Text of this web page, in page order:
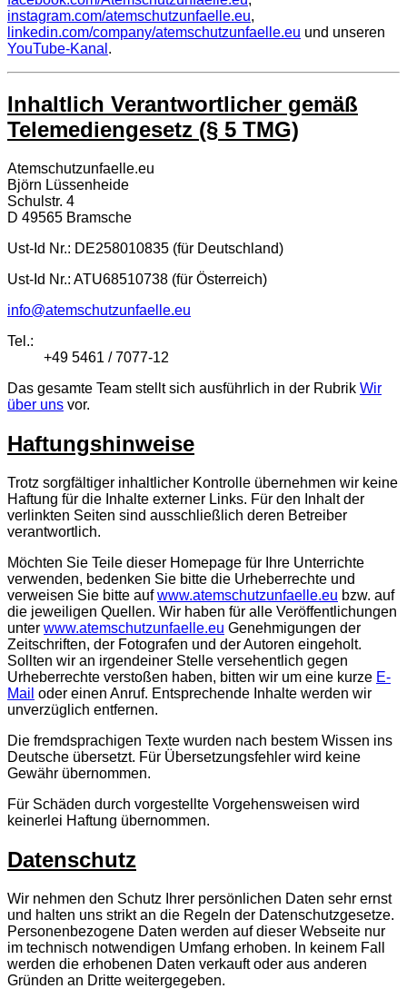
instagram.com/atemschutzunfaelle.eu,
linkedin.com/company/atemschutzunfaelle.eu und unseren
YouTube-Kanal .
Inhaltlich Verantwortlicher gemäß
Telemediengesetz (§ 5 TMG)
Atemschutzunfaelle.eu
Björn Lüssenheide
Schulstr. 4
D 49565 Bramsche
Ust-Id Nr.: DE258010835 (für Deutschland)
Ust-Id Nr.: ATU68510738 (für Österreich)
info@atemschutzunfaelle.eu
Tel.:
+49 5461 / 7077-12
Das gesamte Team stellt sich ausführlich in der Rubrik Wir
über uns vor.
Haftungshinweise
Trotz sorgfältiger inhaltlicher Kontrolle übernehmen wir keine
Haftung für die Inhalte externer Links. Für den Inhalt der
verlinkten Seiten sind ausschließlich deren Betreiber
verantwortlich.
Möchten Sie Teile dieser Homepage für Ihre Unterrichte
verwenden, bedenken Sie bitte die Urheberrechte und
verweisen Sie bitte aufwww.atemschutzunfaelle.eu bzw. auf
die jeweiligen Quellen. Wir haben für alle Veröffentlichungen
unter www.atemschutzunfaelle.eu Genehmigungen der
Zeitschriften, der Fotografen und der Autoren eingeholt.
Sollten wir an irgendeiner Stelle versehentlich gegen
Urheberrechte verstoßen haben, bitten wir um eine kurze E-
Mail oder einen Anruf. Entsprechende Inhalte werden wir
unverzüglich entfernen.
Die fremdsprachigen Texte wurden nach bestem Wissen ins
Deutsche übersetzt. Für Übersetzungsfehler wird keine
Gewähr übernommen.
Für Schäden durch vorgestellte Vorgehensweisen wird
keinerlei Haftung übernommen.
Datenschutz
Wir nehmen den Schutz Ihrer persönlichen Daten sehr ernst
und halten uns strikt an die Regeln der Datenschutzgesetze.
Personenbezogene Daten werden auf dieser Webseite nur
im technisch notwendigen Umfang erhoben. In keinem Fall
werden die erhobenen Daten verkauft oder aus anderen
Gründen an Dritte weitergegeben.